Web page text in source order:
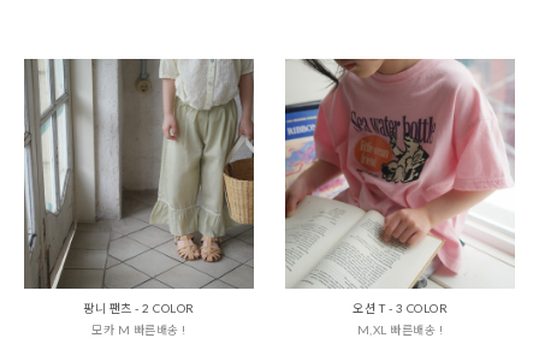
팡니 팬츠 - 2 COLOR
모카 M 빠른배송 !
오션 T - 3 COLOR
M,XL 빠른배송 !